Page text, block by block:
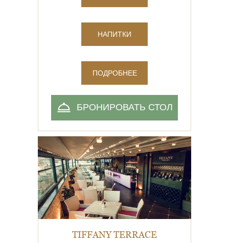
НАПИТКИ
ПОДРОБНЕЕ
БРОНИРОВАТЬ СТОЛ
TIFFANY TERRACE